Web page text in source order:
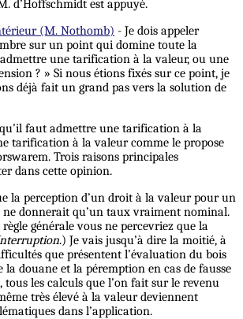
d’Hoffschmidt est appuyé.
(M. Nothomb) - Je dois appeler
sur un point qui domine toute la
une tarification à la valeur, ou une
? » Si nous étions fixés sur ce point, je
déjà fait un grand pas vers la solution de
qu’il faut admettre une tarification à la
tarification à la valeur comme le propose
Trois raisons principales
dans cette opinion.
la perception d’un droit à la valeur pour un
ne donnerait qu’un taux vraiment nominal.
règle générale vous ne percevriez que la
.) Je vais jusqu’à dire la moitié, à
que présentent l’évaluation du bois
la douane et la péremption en cas de fausse
tous les calculs que l’on fait sur le revenu
très élevé à la valeur deviennent
dans l’application.